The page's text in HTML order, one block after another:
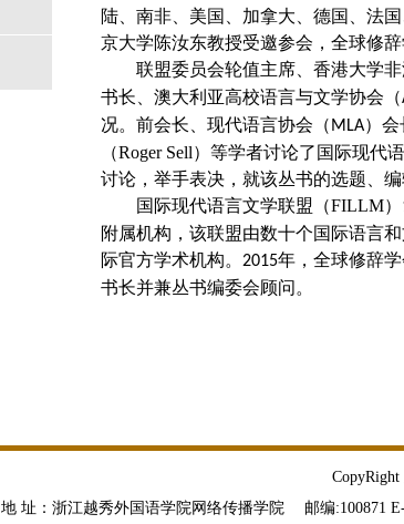
陆、南非、美国、加拿大、德国、法
京大学陈汝东教授受邀参会，全球修
联盟委员会轮值主席、香港大学
书长、澳大利亚高校语言与文学协会（
况。前会长、现代语言协会（ MLA）会
（Roger Sell）等学者讨论了国际现代
讨论，举手表决，就该丛书的选题、
国际现代语言文学联盟（FILLM）
附属机构，该联盟由数十个国际语言
际官方学术机构。 2015年，全球修辞学
书长并兼丛书编委会顾问。
地 址：浙江越秀外国语学院网络传播学院 邮编:100871 E-